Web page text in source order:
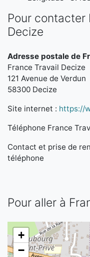
Pour contacter
Decize
Adresse postale de
France Travail Decize
121 Avenue de Verdun
58300 Decize
Site internet : https://
Téléphone France
Contact et prise de
téléphone
Pour aller à
+
−